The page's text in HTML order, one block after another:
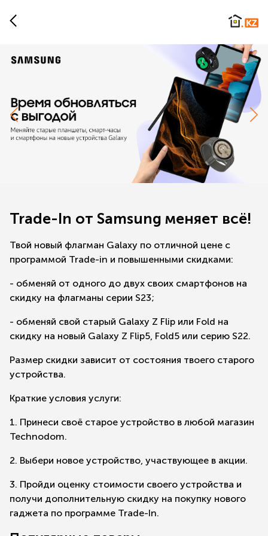
Trade-In от Samsung меняет всё!
Твой новый флагман Galaxy по отличной цене с
программой Trade-in и повышенными скидками:
- обменяй от одного до двух своих смартфонов на
скидку на флагманы серии S23;
- обменяй свой старый Galaxy Z Flip или Fold на
скидку на новый Galaxy Z Flip5, Fold5 или серию S22.
Размер скидки зависит от состояния твоего старого
устройства.
Краткие условия услуги:
1. Принеси своё старое устройство в любой магазин
Technodom.
2. Выбери новое устройство, участвующее в акции.
3. Пройди оценку стоимости своего устройства и
получи дополнительную скидку на покупку нового
гаджета по программе Trade-In.